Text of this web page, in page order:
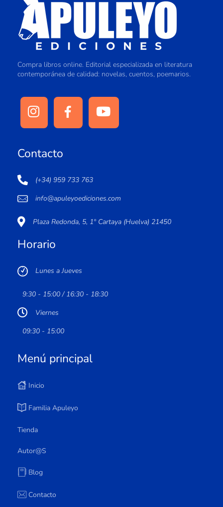
Compra libros online. Editorial especializada en literatura
contemporánea de calidad: novelas, cuentos, poemarios.
Contacto
(+34) 959 733 763
info@apuleyoediciones.com
Plaza Redonda, 5, 1º Cartaya (Huelva) 21450
Horario
Lunes a Jueves
9:30 - 15:00 / 16:30 - 18:30
Viernes
09:30 - 15:00
Menú principal
Inicio
Familia Apuleyo
Tienda
Autor@s
Blog
Contacto